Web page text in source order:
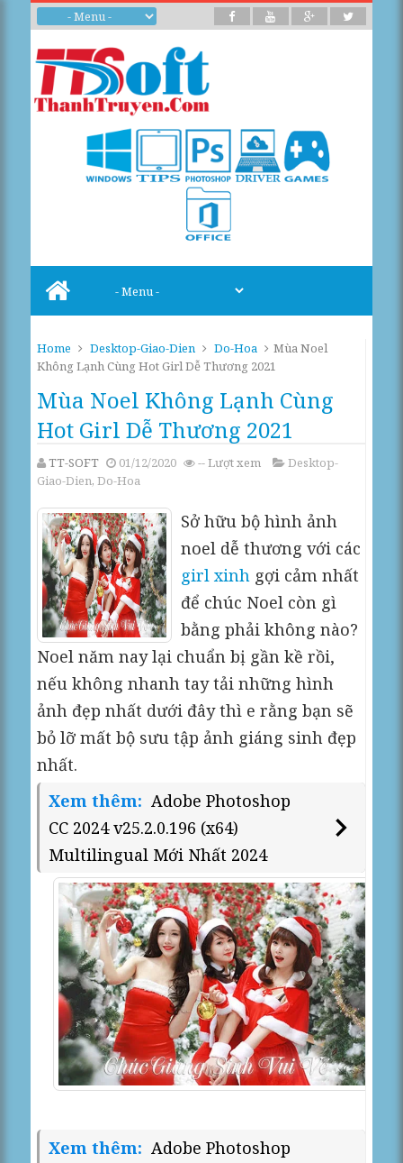
Home Desktop-Giao-Dien Do-Hoa
Mùa Noel
Không Lạnh Cùng Hot Girl Dễ Thương 2021
Mùa Noel Không Lạnh Cùng
Hot Girl Dễ Thương 2021
TT-SOFT 01/12/2020 --Lượt xem
Desktop-
Giao-Dien,Do-Hoa
Sở hữu bộ hình ảnh
noel dễ thương với các
girl xinh gợi cảm nhất
để chúc Noel còn gì
bằng phải không nào?
Noel năm nay lại chuẩn bị gần kề rồi,
nếu không nhanh tay tải những hình
ảnh đẹp nhất dưới đây thì e rằng bạn sẽ
bỏ lỡ mất bộ sưu tập ảnh giáng sinh đẹp
nhất.
Xem thêm: Adobe Photoshop
CC 2024 v25.2.0.196 (x64)
Multilingual Mới Nhất 2024
Xem thêm: Adobe Photoshop